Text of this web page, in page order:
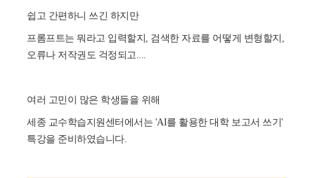
쉽고 간편하니 쓰긴 하지만
프롬프트는 뭐라고 입력할지, 검색한 자료를 어떻게 변형할지,
오류나 저작권도 걱정되고....
여러 고민이 많은 학생들을 위해
세종 교수학습지원센터에서는 'AI를 활용한 대학 보고서 쓰기'
특강을 준비하였습니다.